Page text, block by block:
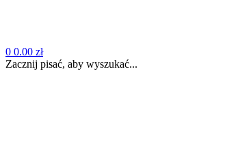
0 0.00 zł
Zacznij pisać, aby wyszukać...